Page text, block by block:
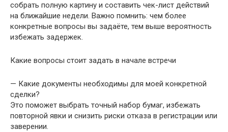
собрать полную картину и составить чек-лист действий
на ближайшие недели. Важно помнить: чем более
конкретные вопросы вы задаёте, тем выше вероятность
избежать задержек.
Какие вопросы стоит задать в начале встречи
— Какие документы необходимы для моей конкретной
сделки?
Это поможет выбрать точный набор бумаг, избежать
повторной явки и снизить риски отказа в регистрации или
заверении.